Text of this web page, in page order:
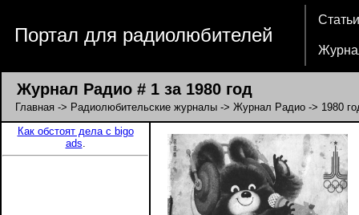
Портал для радиолюбителей
Статьи
Журнал Радио # 1 за 1980 год
Главная -> Радиолюбительские журналы -> Журнал Радио -> 1980
Как обстоят дела с bigo
ads.